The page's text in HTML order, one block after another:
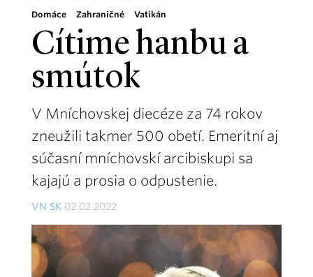
Domáce Zahraničné Vatikán
Cítime hanbu a
smútok
V Mníchovskej diecéze za 74 rokov
zneužili takmer 500 obetí. Emeritní aj
súčasní mníchovskí arcibiskupi sa
kajajú a prosia o odpustenie.
VN SK 02.02.2022